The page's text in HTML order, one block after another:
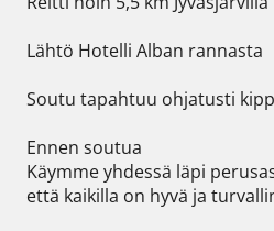
Lähtö Hotelli Alban rannasta
Soutu tapahtuu ohjatusti
Ennen soutua
Käymme yhdessä läpi
että kaikilla on hyvä ja